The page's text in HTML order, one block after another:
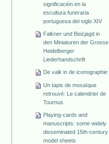
significación en la
escultura funeraria
portuguesa del siglo XIV
Falkner und Beizjagd in
den Miniaturen der Grosse
Heidelberger
Liederhandschrift
De valk in de iconographie
Un tapis de mosaïque
retrouvé: Le calendrier de
Tournus
Playing-cards and
manuscripts: some widely
disseminated 15th-century
model sheets